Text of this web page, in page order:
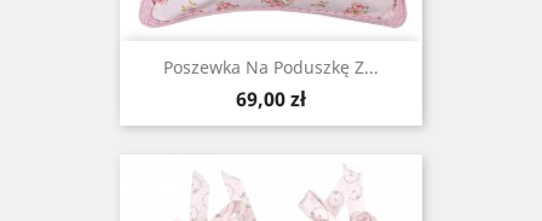
Poszewka Na Poduszkę Z...
Cena
69,00 zł